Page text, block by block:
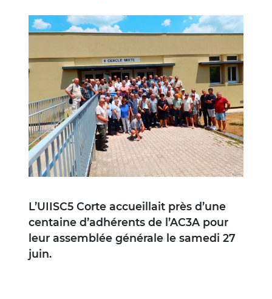
Image
L’UIISC5 Corte accueillait près d’une
centaine d’adhérents de l’AC3A pour
leur assemblée générale le samedi 27
juin.